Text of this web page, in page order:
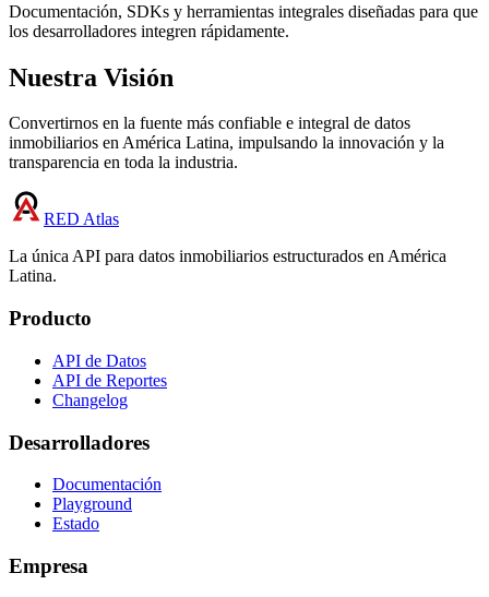
Documentación, SDKs y herramientas integrales diseñadas para que
los desarrolladores integren rápidamente.
Nuestra Visión
Convertirnos en la fuente más confiable e integral de datos
inmobiliarios en América Latina, impulsando la innovación y la
transparencia en toda la industria.
RED Atlas
La única API para datos inmobiliarios estructurados en América
Latina.
Producto
API de Datos
API de Reportes
Changelog
Desarrolladores
Documentación
Playground
Estado
Empresa